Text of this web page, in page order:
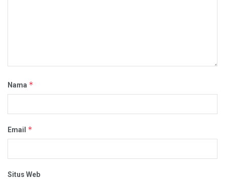
Nama *
Email *
Situs Web